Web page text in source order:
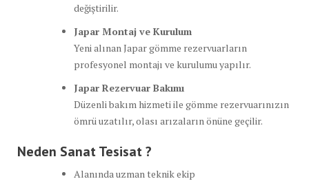
değiştirilir.
Japar Montaj ve Kurulum
Yeni alınan Japar gömme rezervuarların
profesyonel montajı ve kurulumu yapılır.
Japar Rezervuar Bakımı
Düzenli bakım hizmeti ile gömme rezervuarınızın
ömrü uzatılır, olası arızaların önüne geçilir.
Neden Sanat Tesisat ?
Alanında uzman teknik ekip